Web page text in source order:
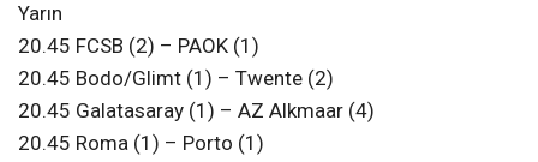
Yarın
20.45 FCSB (2) – PAOK (1)
20.45 Bodo/Glimt (1) – Twente (2)
20.45 Galatasaray (1) – AZ Alkmaar (4)
20.45 Roma (1) – Porto (1)